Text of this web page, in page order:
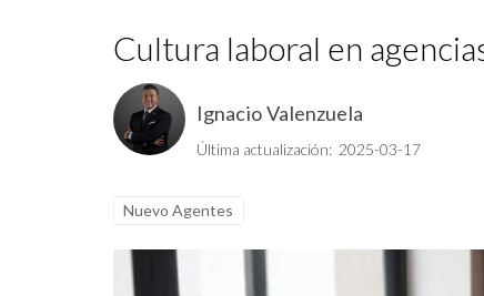
Cultura laboral en
Ignacio Valenzuela
Última actualización: 2025-03-17
Nuevo Agentes